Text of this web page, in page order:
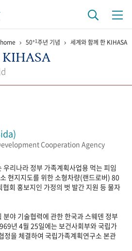
역대 기관장
는 연구 역사
물 행정박물 영상 기록물
50년 50+1주년 광장
home 50+1주년 기념 세계와 함께 한 KIHASA
KIHASA
Cooperation Agency
리나라 정부 가족계획사업용 먹는 피임
현지지도를 위한 소형차량(랜드로버) 80
회 홍보지인 가정의 벗 발간 지원 등 물자
야 기술협력에 관한 한국과 스웨덴 정부
년 4월 25일에는 보건사회부와 국립가
정을 체결하여 국립가족계획연구소 본관